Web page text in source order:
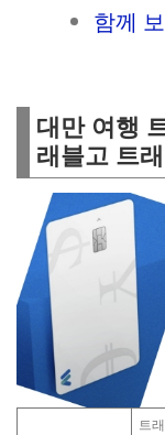
함께
대만 여행
래블고 트
트